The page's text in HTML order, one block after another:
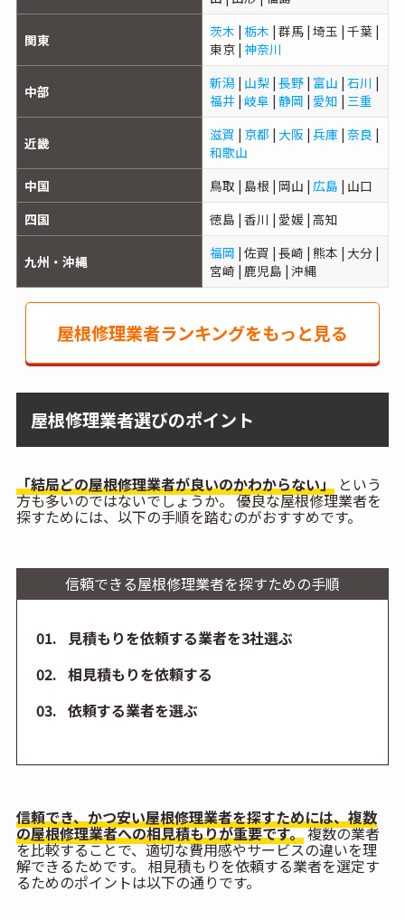
関東 茨木 | 栃木 | 群馬 | 埼玉 | 千葉 |
東京 | 神奈川
中部 新潟 | 山梨| 長野| 富山 | 石川 |
福井 | 岐阜 | 静岡 | 愛知 | 三重
近畿 滋賀 | 京都 | 大阪 | 兵庫| 奈良 |
和歌山
中国
鳥取 | 島根 | 岡山 | 広島 | 山口
四国
徳島 | 香川 | 愛媛 | 高知
九州・沖縄 福岡 | 佐賀 | 長崎 | 熊本 | 大分 |
宮崎 | 鹿児島 | 沖縄
屋根修理業者ランキングをもっと見る
屋根修理業者選びのポイント
「結局どの屋根修理業者が良いのかわからない」という
方も多いのではないでしょうか。 優良な屋根修理業者を
探すためには、以下の手順を踏むのがおすすめです。
信頼できる屋根修理業者を探すための手順
見積もりを依頼する業者を3社選ぶ
相見積もりを依頼する
依頼する業者を選ぶ
信頼でき、かつ安い屋根修理業者を探すためには、複数
の屋根修理業者への相見積もりが重要です。複数の業者
を比較することで、適切な費用感やサービスの違いを理
解できるためです。 相見積もりを依頼する業者を選定す
るためのポイントは以下の通りです。